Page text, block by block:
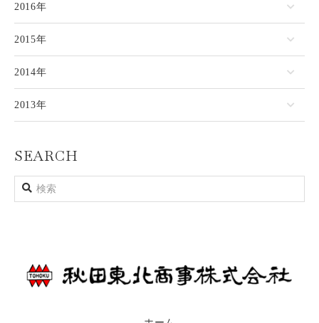
2016年
2015年
2014年
2013年
SEARCH